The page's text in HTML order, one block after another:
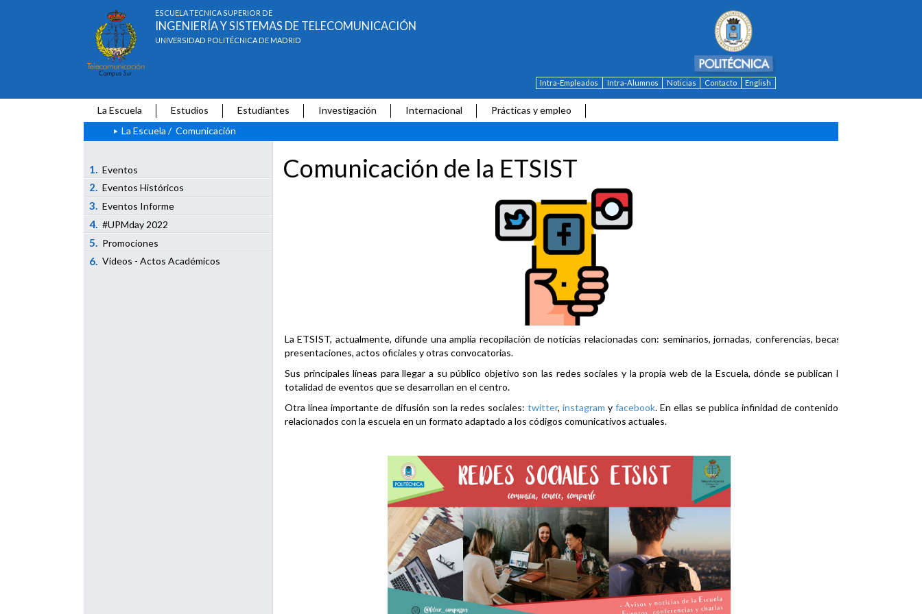
ESCUELA TÉCNICA SUPERIOR DE
INGENIERÍA Y SISTEMAS DE TELECOMUNICACIÓN
UNIVERSIDAD POLITÉCNICA DE MADRID
Intra-Empleados Intra-Alumnos Noticias Contacto English
La Escuela Estudios Estudiantes Investigación Internacional
Prácticas y empleo
La Escuela / Comunicación
1. Eventos
2. Eventos Históricos
3. Eventos Informe
4. #UPMday 2022
5. Promociones
6. Vídeos - Actos Académicos
Comunicación de la ETSIST
La ETSIST, actualmente, difunde una amplia recopilación de noticias relacionadas con: seminarios, jornadas, conferencias, becas,
presentaciones, actos oficiales y otras convocatorias.
Sus principales líneas para llegar a su público objetivo son las redes sociales y la propia web de la Escuela, dónde se publican la
totalidad de eventos que se desarrollan en el centro.
Otra línea importante de difusión son la redes sociales: twitter, instagram y facebook. En ellas se publica infinidad de contenidos
relacionados con la escuela en un formato adaptado a los códigos comunicativos actuales.